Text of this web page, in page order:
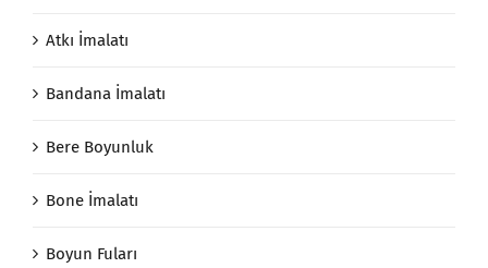
Atkı İmalatı
Bandana İmalatı
Bere Boyunluk
Bone İmalatı
Boyun Fuları